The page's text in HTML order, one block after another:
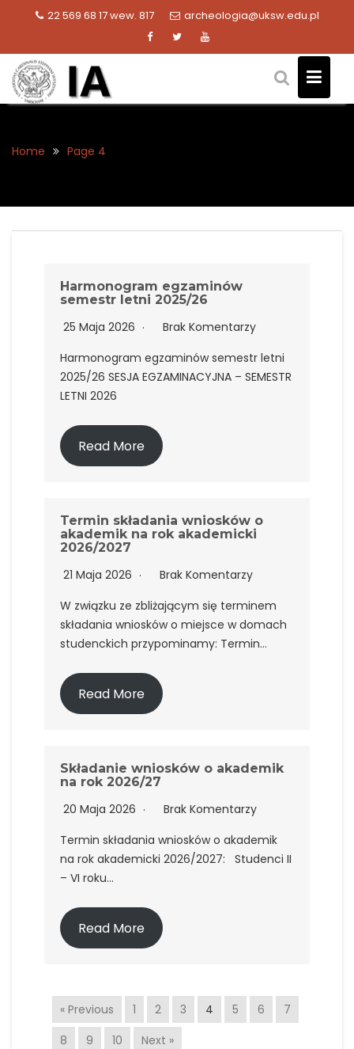
22 569 68 17 wew. 817 archeologia@uksw.edu.pl
Home Page 4
Harmonogram egzaminów
semestr letni 2025/26
25 Maja 2026
Brak Komentarzy
Harmonogram egzaminów semestr letni
2025/26 SESJA EGZAMINACYJNA – SEMESTR
LETNI 2026
Read More
Termin składania wniosków o
akademik na rok akademicki
2026/2027
21 Maja 2026
Brak Komentarzy
W związku ze zbliżającym się terminem
składania wniosków o miejsce w domach
studenckich przypominamy: Termin…
Read More
Składanie wniosków o akademik
na rok 2026/27
20 Maja 2026
Brak Komentarzy
Termin składania wniosków o akademik
na rok akademicki 2026/2027: Studenci II
– VI roku…
Read More
« Previous 1 2 3 4 5 6
7
8
9 10 Next »